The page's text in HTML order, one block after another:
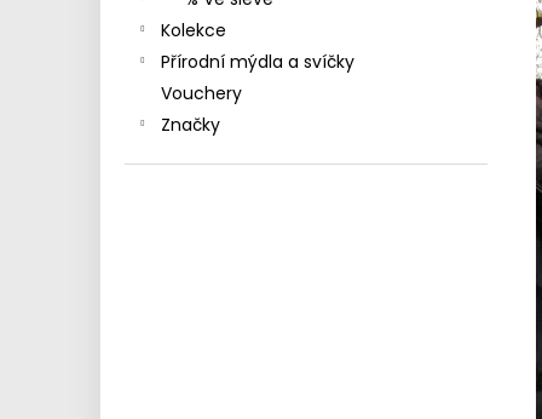
Kolekce
Přírodní mýdla a svíčky
Vouchery
Značky